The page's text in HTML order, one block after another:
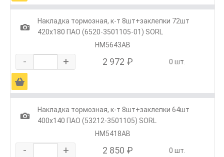
1
Накладка тормозная, к-т 8шт+заклепки 72шт
420х180 ПАО (6520-3501105-01) SORL
HM5643AB
- + 2 972 ₽ 0 шт.
Ä
1
Накладка тормозная, к-т 8шт+заклепки 64шт
400х140 ПАО (53212-3501105) SORL
HM5418AB
- + 2 850 ₽ 0 шт.